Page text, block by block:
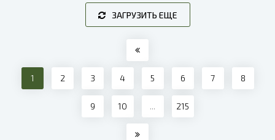
ЗАГРУЗИТЬ ЕЩЕ
1 2 3 4 5 6 7 8
9 10 ... 215